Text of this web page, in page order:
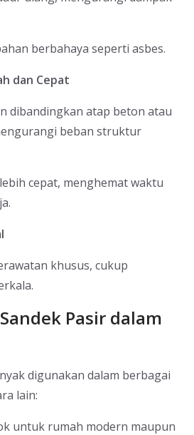
berbahaya seperti asbes.
dan Cepat
dibandingkan atap beton atau
beban struktur
cepat, menghemat waktu
khusus, cukup
Pasir dalam
digunakan dalam berbagai
lain:
untuk rumah modern maupun